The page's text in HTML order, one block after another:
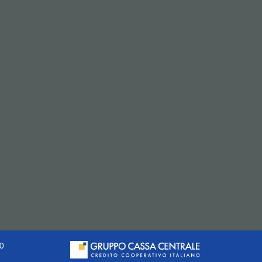
apre l’app di posta elettronica)